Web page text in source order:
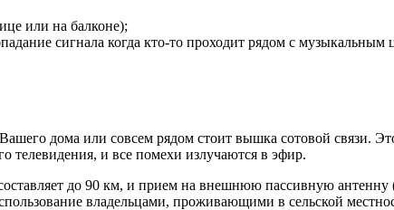
или на балконе);
сигнала когда кто-то проходит рядом с музыкальным
дома или совсем рядом стоит вышка сотовой связи.
телевидения, и все помехи излучаются в эфир.
до 90 км, и прием на внешнюю пассивную
владельцами, проживающими в сельской